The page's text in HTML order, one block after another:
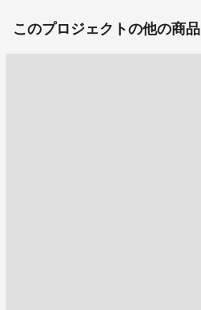
このプロジェクトの他の商品